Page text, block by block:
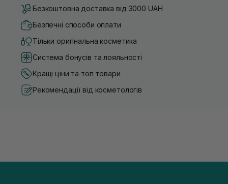
Безкоштовна доставка від 3000 UAH
Безпечні способи оплати
Тільки оригінальна косметика
Система бонусів та лояльності
Кращі ціни та топ товари
Рекомендації від косметологів